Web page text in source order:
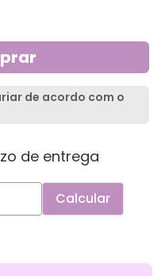
de acordo com o
de entrega